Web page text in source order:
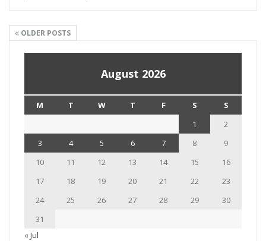
OLDER POSTS
August 2026
M T W T F S
S
1
2
3
4 5 6 7 8
9
10
11 12 13 14 15
16
17
18 19 20 21 22
23
24
25 26 27 28 29
30
31
« Jul